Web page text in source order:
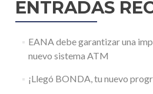
ENTRADAS
EANA debe garantizar una
nuevo sistema ATM
¡Llegó BONDA, tu nuevo